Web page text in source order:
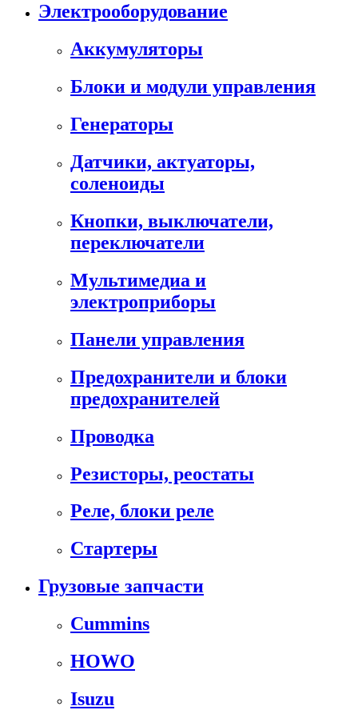
Электрооборудование
Аккумуляторы
Блоки и модули управления
Генераторы
Датчики, актуаторы,
соленоиды
Кнопки, выключатели,
переключатели
Мультимедиа и
электроприборы
Панели управления
Предохранители и блоки
предохранителей
Проводка
Резисторы, реостаты
Реле, блоки реле
Стартеры
Грузовые запчасти
Cummins
HOWO
Isuzu